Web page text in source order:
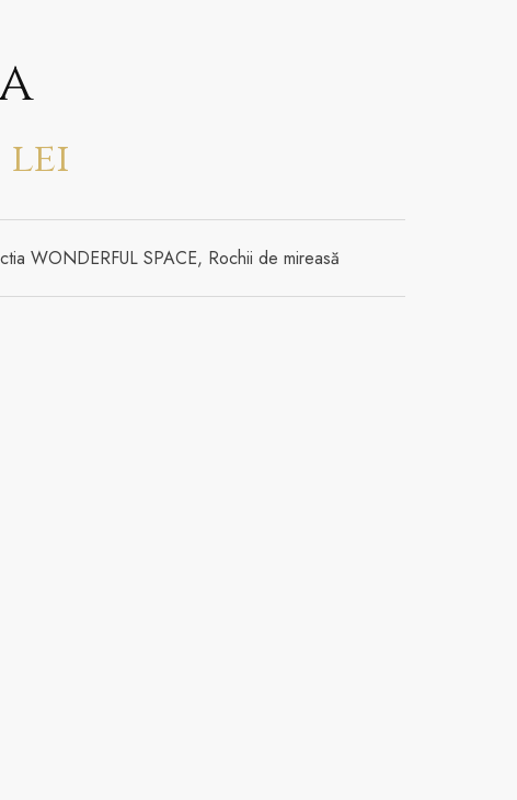
lei
WONDERFUL SPACE, Rochii de mireasă